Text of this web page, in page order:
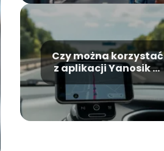
Czy można korzystać
z aplikacji Yanosik w
Niemczech?